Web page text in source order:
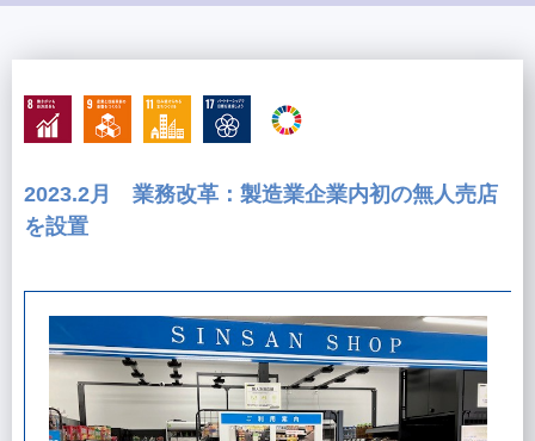
2023.2月 業務改革：製造業企業内初の無人売店
を設置